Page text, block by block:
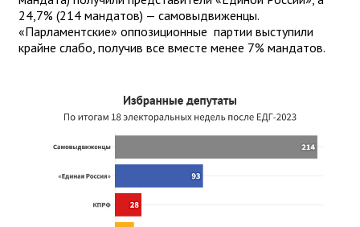
24,7% (214 мандатов) — самовыдвиженцы.
«Парламентские» оппозиционные партии выступили
крайне слабо, получив все вместе менее 7% мандатов.